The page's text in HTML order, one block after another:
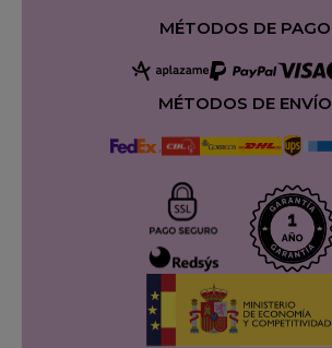
MÉTODOS DE PAGO
MÉTODOS DE ENVÍO